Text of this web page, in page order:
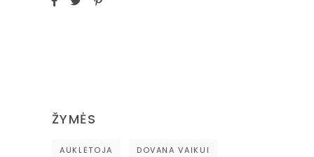
ŽYMĖS
AUKLĖTOJA DOVANA VAIKUI